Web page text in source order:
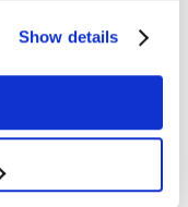
Show details